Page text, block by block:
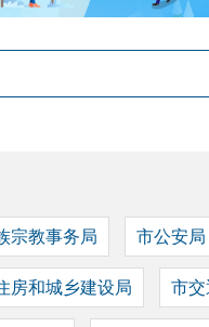
宗教事务局 市公安局
房和城乡建设局 市交